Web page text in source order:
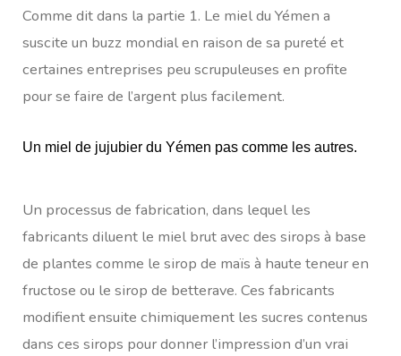
Comme dit dans la partie 1. Le miel du Yémen a
suscite un buzz mondial en raison de sa pureté et
certaines entreprises peu scrupuleuses en profite
pour se faire de l’argent plus facilement.
Un miel de jujubier du Yémen pas comme les autres.
Un processus de fabrication, dans lequel les
fabricants diluent le miel brut avec des sirops à base
de plantes comme le sirop de maïs à haute teneur en
fructose ou le sirop de betterave. Ces fabricants
modifient ensuite chimiquement les sucres contenus
dans ces sirops pour donner l’impression d’un vrai